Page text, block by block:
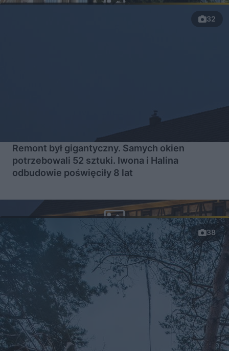
32
Remont był gigantyczny. Samych okien
potrzebowali 52 sztuki. Iwona i Halina
odbudowie poświęciły 8 lat
38